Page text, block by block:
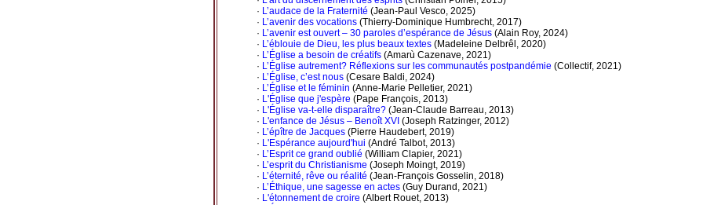
· L’audace de la Fraternité (Jean-Paul Vesco, 2025)
· L’avenir des vocations (Thierry-Dominique Humbrecht, 2017)
· L’avenir est ouvert – 30 paroles d’espérance de Jésus (Alain Roy, 2024)
· L’éblouie de Dieu, les plus beaux textes (Madeleine Delbrêl, 2020)
· L’Église a besoin de créatifs (Amarù Cazenave, 2021)
· L’Église autrement? Réflexions sur les communautés postpandémie (Collectif, 2021)
· L’Église, c’est nous (Cesare Baldi, 2024)
· L’Église et le féminin (Anne-Marie Pelletier, 2021)
· L'Église que j'espère (Pape François, 2013)
· L'Église va-t-elle disparaître? (Jean-Claude Barreau, 2013)
· L'enfance de Jésus – Benoît XVI (Joseph Ratzinger, 2012)
· L’épître de Jacques (Pierre Haudebert, 2019)
· L'Espérance aujourd'hui (André Talbot, 2013)
· L’Esprit ce grand oublié (William Clapier, 2021)
· L’esprit du Christianisme (Joseph Moingt, 2019)
· L’éternité, rêve ou réalité (Jean-François Gosselin, 2018)
· L’Éthique, une sagesse en actes (Guy Durand, 2021)
· L'étonnement de croire (Albert Rouet, 2013)